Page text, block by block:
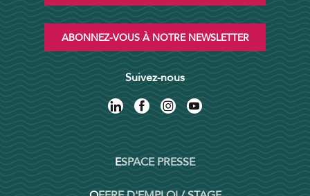
ABONNEZ-VOUS À NOTRE NEWSLETTER
Suivez-nous
ESPACE PRESSE